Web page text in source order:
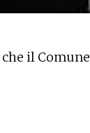
il Comune